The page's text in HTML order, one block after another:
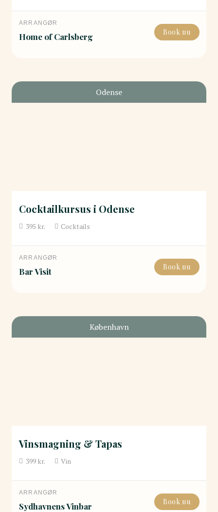
ARRANGØR
Home of Carlsberg Book nu
Odense
Cocktailkursus i Odense
395 kr. Cocktails
ARRANGØR
Bar Visit Book nu
København
Vinsmagning & Tapas
399kr. Vin
ARRANGØR
Sydhavnens Vinbar Book nu